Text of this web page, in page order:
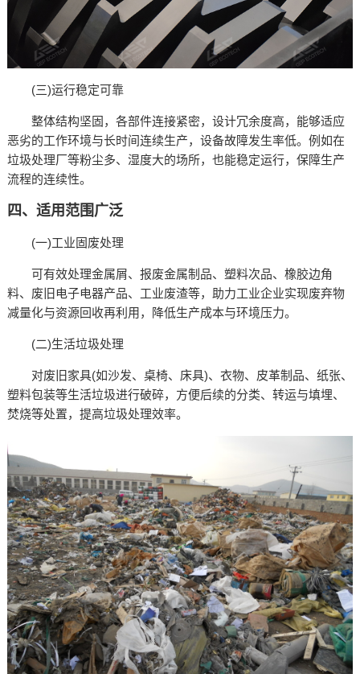
(三)运行稳定可靠​
整体结构坚固，各部件连接紧密，设计冗余度高，能够适应
恶劣的工作环境与长时间连续生产，设备故障发生率低。例如在
垃圾处理厂等粉尘多、湿度大的场所，也能稳定运行，保障生产
流程的连续性。​​
四、适用范围广泛​
(一)工业固废处理​
可有效处理金属屑、报废金属制品、塑料次品、橡胶边角
料、废旧电子电器产品、工业废渣等，助力工业企业实现废弃物
减量化与资源回收再利用，降低生产成本与环境压力。​
(二)生活垃圾处理​
对废旧家具(如沙发、桌椅、床具)、衣物、皮革制品、纸张、
塑料包装等生活垃圾进行破碎，方便后续的分类、转运与填埋、
焚烧等处置，提高垃圾处理效率。​